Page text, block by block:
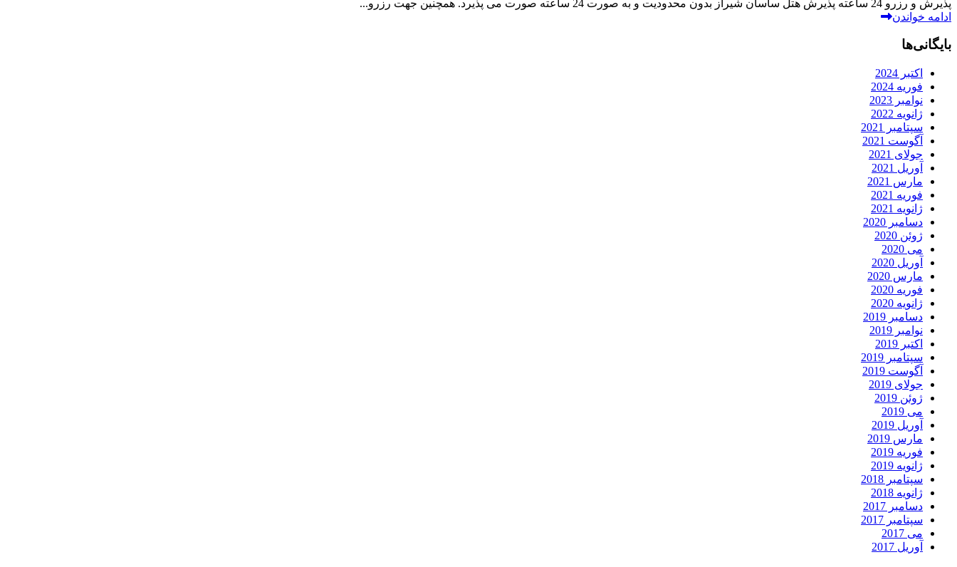
پذیرش و رزرو 24 ساعته پذیرش هتل ساسان شیراز بدون محدودیت و به صورت 24 ساعته صورت می پذیرد. همچنین جهت رزرو...
ادامه خواندن
بایگانی‌ها
اکتبر 2024
فوریه 2024
نوامبر 2023
ژانویه 2022
سپتامبر 2021
آگوست 2021
جولای 2021
آوریل 2021
مارس 2021
فوریه 2021
ژانویه 2021
دسامبر 2020
ژوئن 2020
می 2020
آوریل 2020
مارس 2020
فوریه 2020
ژانویه 2020
دسامبر 2019
نوامبر 2019
اکتبر 2019
سپتامبر 2019
آگوست 2019
جولای 2019
ژوئن 2019
می 2019
آوریل 2019
مارس 2019
فوریه 2019
ژانویه 2019
سپتامبر 2018
ژانویه 2018
دسامبر 2017
سپتامبر 2017
می 2017
آوریل 2017